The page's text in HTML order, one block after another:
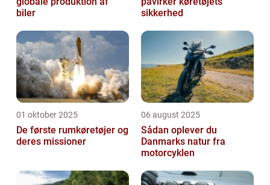
biler
sikkerhed
01 oktober 2025
De første rumkøretøjer og
deres missioner
06 august 2025
Sådan oplever du
Danmarks natur fra
motorcyklen